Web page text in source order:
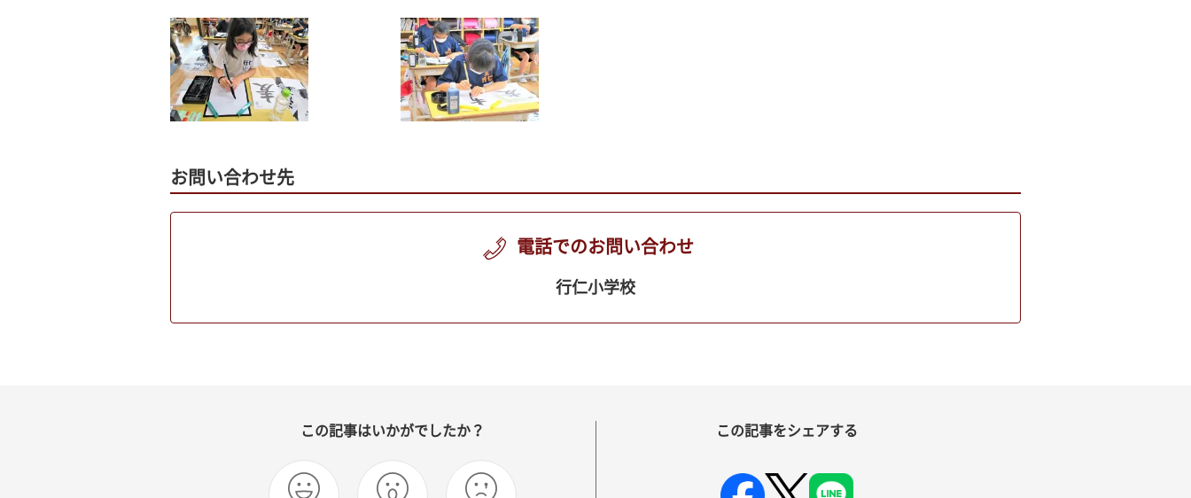
お問い合わせ先
電話でのお問い合わせ
行仁小学校
この記事はいかがでしたか？ この記事をシェアする